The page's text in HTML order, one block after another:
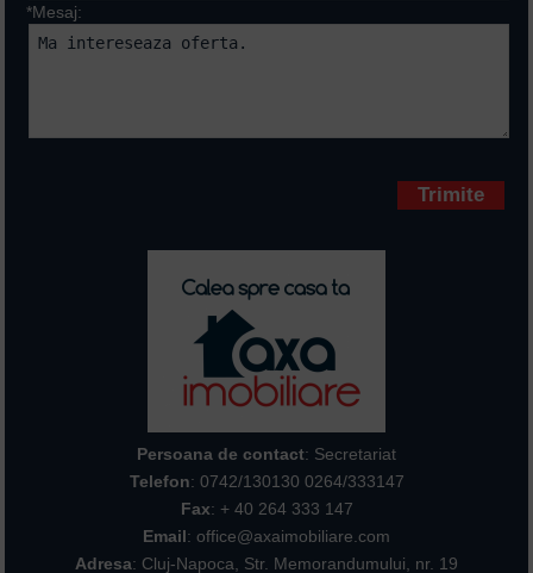
*Mesaj:
Persoana de contact: Secretariat
Telefon: 0742/130130 0264/333147
Fax: + 40 264 333 147
Email: office@axaimobiliare.com
Adresa: Cluj-Napoca, Str. Memorandumului, nr. 19